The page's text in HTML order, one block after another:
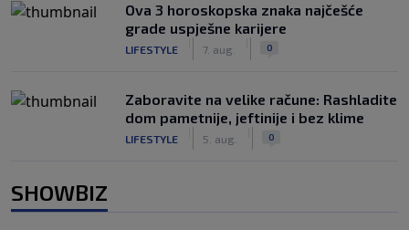
Ova 3 horoskopska znaka najčešće
grade uspješne karijere
LIFESTYLE 7. aug. 0
Zaboravite na velike račune: Rashladite
dom pametnije, jeftinije i bez klime
LIFESTYLE 5. aug. 0
SHOWBIZ